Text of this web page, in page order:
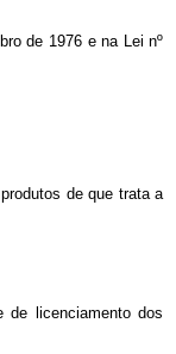
de 1976 e na Lei nº
de que trata a
de licenciamento dos